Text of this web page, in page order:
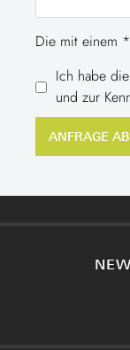
Die mit einem
Ich habe die
und zur